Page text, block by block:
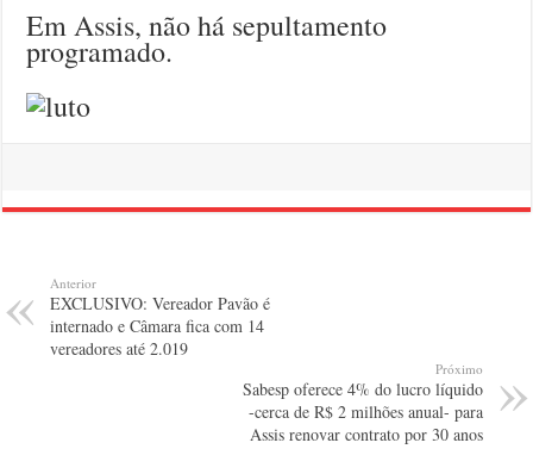
Em Assis, não há sepultamento
programado.
Anterior
EXCLUSIVO: Vereador Pavão é
internado e Câmara fica com 14
vereadores até 2.019
Próximo
Sabesp oferece 4% do lucro líquido
-cerca de R$ 2 milhões anual- para
Assis renovar contrato por 30 anos